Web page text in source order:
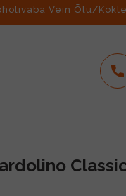
Vein Õlu/